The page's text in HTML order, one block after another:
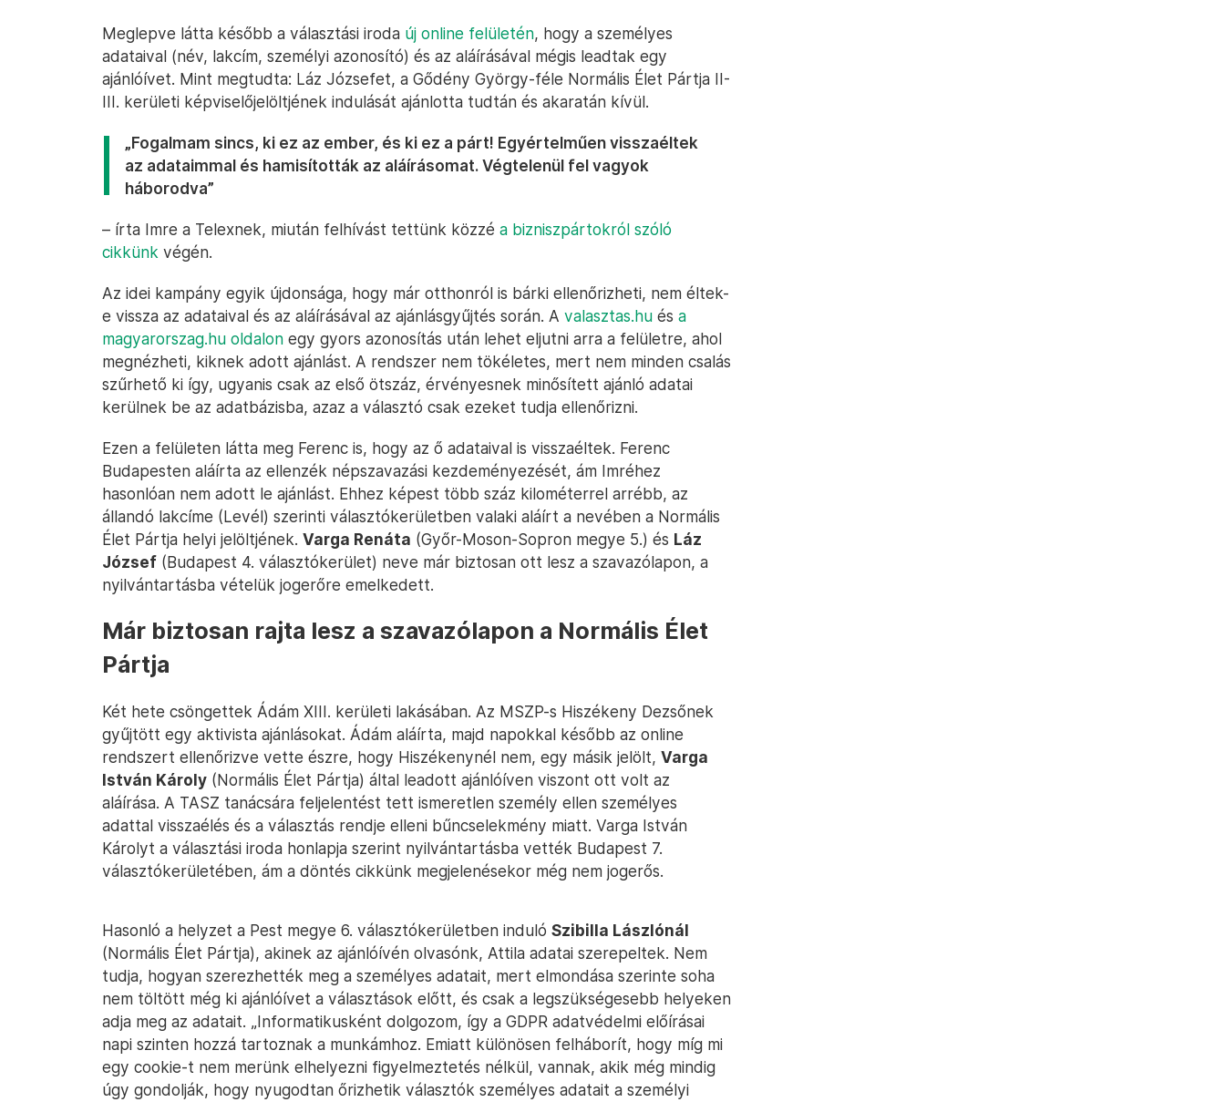
Meglepve látta később a választási iroda új online felületén, hogy a személyes
adataival (név, lakcím, személyi azonosító) és az aláírásával mégis leadtak egy
ajánlóívet. Mint megtudta: Láz Józsefet, a Gődény György-féle Normális Élet Pártja II-
III. kerületi képviselőjelöltjének indulását ajánlotta tudtán és akaratán kívül.
„Fogalmam sincs, ki ez az ember, és ki ez a párt! Egyértelműen visszaéltek
az adataimmal és hamisították az aláírásomat. Végtelenül fel vagyok
háborodva”
– írta Imre a Telexnek, miután felhívást tettünk közzé a bizniszpártokról szóló
cikkünk végén.
Az idei kampány egyik újdonsága, hogy már otthonról is bárki ellenőrizheti, nem éltek-
e vissza az adataival és az aláírásával az ajánlásgyűjtés során. A valasztas.hu és a
magyarorszag.hu oldalon egy gyors azonosítás után lehet eljutni arra a felületre, ahol
megnézheti, kiknek adott ajánlást. A rendszer nem tökéletes, mert nem minden csalás
szűrhető ki így, ugyanis csak az első ötszáz, érvényesnek minősített ajánló adatai
kerülnek be az adatbázisba, azaz a választó csak ezeket tudja ellenőrizni.
Ezen a felületen látta meg Ferenc is, hogy az ő adataival is visszaéltek. Ferenc
Budapesten aláírta az ellenzék népszavazási kezdeményezését, ám Imréhez
hasonlóan nem adott le ajánlást. Ehhez képest több száz kilométerrel arrébb, az
állandó lakcíme (Levél) szerinti választókerületben valaki aláírt a nevében a Normális
Élet Pártja helyi jelöltjének. Varga Renáta (Győr-Moson-Sopron megye 5.) és Láz
József (Budapest 4. választókerület) neve már biztosan ott lesz a szavazólapon, a
nyilvántartásba vételük jogerőre emelkedett.
Már biztosan rajta lesz a szavazólapon a Normális Élet
Pártja
Két hete csöngettek Ádám XIII. kerületi lakásában. Az MSZP-s Hiszékeny Dezsőnek
gyűjtött egy aktivista ajánlásokat. Ádám aláírta, majd napokkal később az online
rendszert ellenőrizve vette észre, hogy Hiszékenynél nem, egy másik jelölt, Varga
István Károly (Normális Élet Pártja) által leadott ajánlóíven viszont ott volt az
aláírása. A TASZ tanácsára feljelentést tett ismeretlen személy ellen személyes
adattal visszaélés és a választás rendje elleni bűncselekmény miatt. Varga István
Károlyt a választási iroda honlapja szerint nyilvántartásba vették Budapest 7.
választókerületében, ám a döntés cikkünk megjelenésekor még nem jogerős.
Hasonló a helyzet a Pest megye 6. választókerületben induló Szibilla Lászlónál
(Normális Élet Pártja), akinek az ajánlóívén olvasónk, Attila adatai szerepeltek. Nem
tudja, hogyan szerezhették meg a személyes adatait, mert elmondása szerinte soha
nem töltött még ki ajánlóívet a választások előtt, és csak a legszükségesebb helyeken
adja meg az adatait. „Informatikusként dolgozom, így a GDPR adatvédelmi előírásai
napi szinten hozzá tartoznak a munkámhoz. Emiatt különösen felháborít, hogy míg mi
egy cookie-t nem merünk elhelyezni figyelmeztetés nélkül, vannak, akik még mindig
úgy gondolják, hogy nyugodtan őrizhetik választók személyes adatait a személyi